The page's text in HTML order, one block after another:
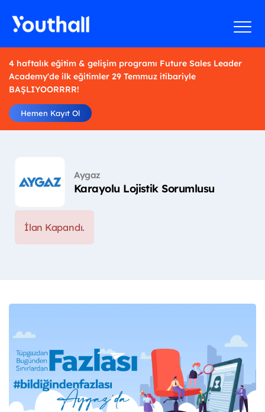
4 haftalık eğitim & gelişim programı Future Sales Leader
Academy'de ilk eğitimler 29 Temmuz itibariyle
BAŞLIYOORRRR!
Hemen Kayıt Ol
Aygaz
Karayolu Lojistik Sorumlusu
İlan Kapandı.